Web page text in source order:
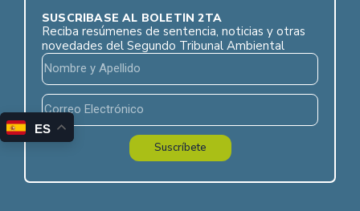
SUSCRÍBASE AL BOLETÍN 2TA
Reciba resúmenes de sentencia, noticias y otras
novedades del Segundo Tribunal Ambiental
Suscríbete
ES